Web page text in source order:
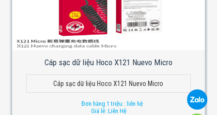
Cáp sạc dữ liệu Hoco X121 Nuevo Micro
Cáp sạc dữ liệu Hoco X121 Nuevo Micro
Đơn hàng 1 triệu : liên hệ
Giá lẻ: Liên Hệ